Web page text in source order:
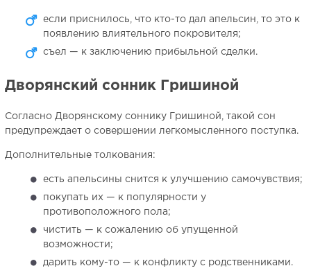
если приснилось, что кто-то дал апельсин, то это к
появлению влиятельного покровителя;
съел — к заключению прибыльной сделки.
Дворянский сонник Гришиной
Согласно Дворянскому соннику Гришиной, такой сон
предупреждает о совершении легкомысленного поступка.
Дополнительные толкования:
есть апельсины снится к улучшению самочувствия;
покупать их — к популярности у
противоположного пола;
чистить — к сожалению об упущенной
возможности;
дарить кому-то — к конфликту с родственниками.